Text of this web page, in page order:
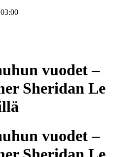
vuodet –
Sheridan Le
vuodet –